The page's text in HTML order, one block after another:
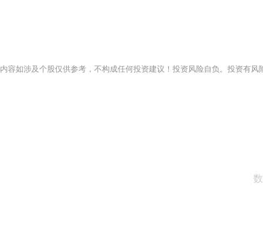
内容如涉及个股仅供参考，不构成任何投资建议！投资风险自负。投资有风